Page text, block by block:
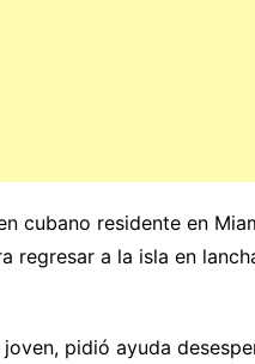
cubano residente en
regresar a la isla en
pidió ayuda